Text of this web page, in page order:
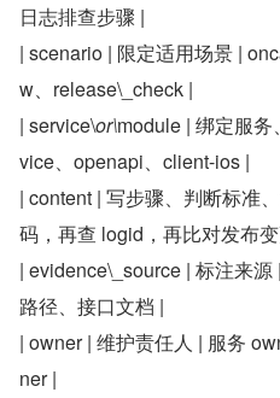
日志排查步骤 |
| scenario | 限定适用场景 |
w、release\_check |
| service\or\module | 绑定服
vice、openapi、client-ios |
| content | 写步骤、判断标准
码，再查 logid，再比对发布
| evidence\_source | 标注来
路径、接口文档 |
| owner | 维护责任人 | 服务
ner |